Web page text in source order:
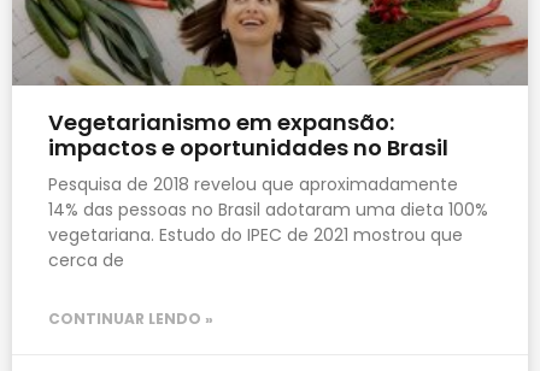
Vegetarianismo em expansão:
impactos e oportunidades no Brasil
Pesquisa de 2018 revelou que aproximadamente
14% das pessoas no Brasil adotaram uma dieta 100%
vegetariana. Estudo do IPEC de 2021 mostrou que
cerca de
CONTINUAR LENDO »